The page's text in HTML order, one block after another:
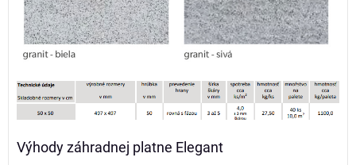
Výhody záhradnej platne Elegant